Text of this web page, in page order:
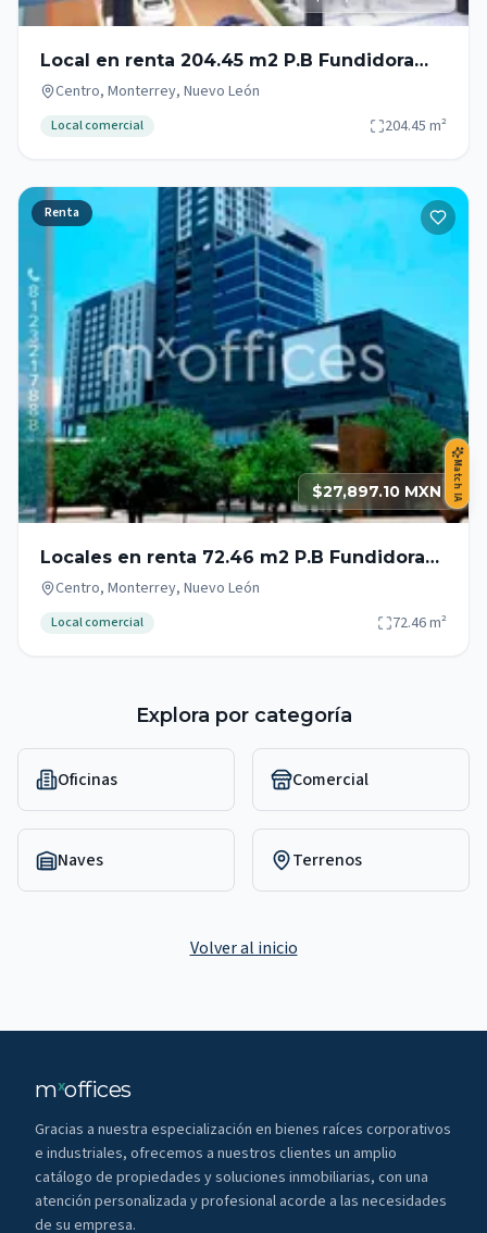
Match IA
Local en renta 204.45 m2 P.B Fundidora
Monterrey Zona Centro
Centro, Monterrey, Nuevo León
Local comercial 204.45 m²
Renta
$27,897.10 MXN
Locales en renta 72.46 m2 P.B Fundidora
Monterrey Zona Centro
Centro, Monterrey, Nuevo León
Local comercial 72.46m²
Explora por categoría
Oficinas Comercial
Naves Terrenos
Volver al inicio
mxoffices
Gracias a nuestra especialización en bienes raíces corporativos
e industriales, ofrecemos a nuestros clientes un amplio
catálogo de propiedades y soluciones inmobiliarias, con una
atención personalizada y profesional acorde a las necesidades
de su empresa.